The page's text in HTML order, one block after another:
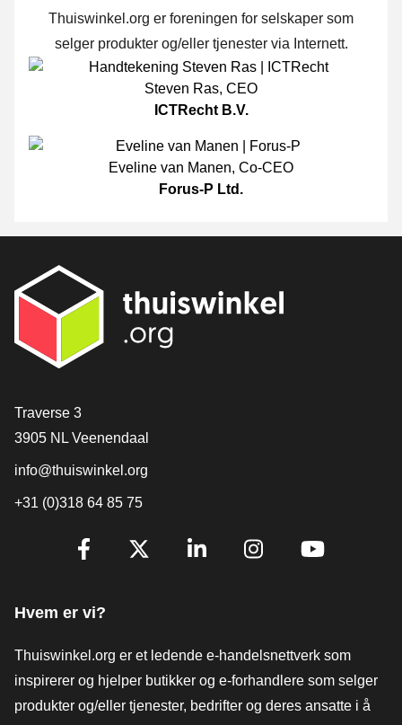
Thuiswinkel.org er foreningen for selskaper som
selger produkter og/eller tjenester via Internett.
Steven Ras, CEO
ICTRecht B.V.
Eveline van Manen, Co-CEO
Forus-P Ltd.
[_General:Contact]
Traverse 3
3905 NL Veenendaal
info@thuiswinkel.org
+31 (0)318 64 85 75
[_General:SocialMediaTitle]
Hvem er vi?
Thuiswinkel.org er et ledende e-handelsnettverk som
inspirerer og hjelper butikker og e-forhandlere som selger
produkter og/eller tjenester, bedrifter og deres ansatte i å